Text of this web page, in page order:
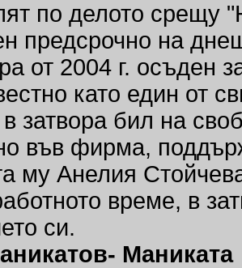
по делото срещу
предсрочно на
от 2004 г. осъден
като един от
затвора бил на
във фирма,
му Анелия
време, в
си.
Маниката